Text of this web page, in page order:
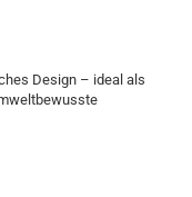
Design – ideal als